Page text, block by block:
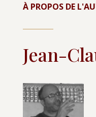
À PROPOS DE
Jean-